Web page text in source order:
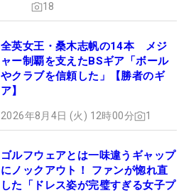
18
全英女王・桑木志帆の14本 メジ
ャー制覇を支えたBSギア「ボール
やクラブを信頼した」【勝者のギ
ア】
2026年8月4日 (火) 12時00分 1
ゴルフウェアとは一味違うギャップ
にノックアウト！ ファンが惚れ直
した「ドレス姿が完璧すぎる女子プ